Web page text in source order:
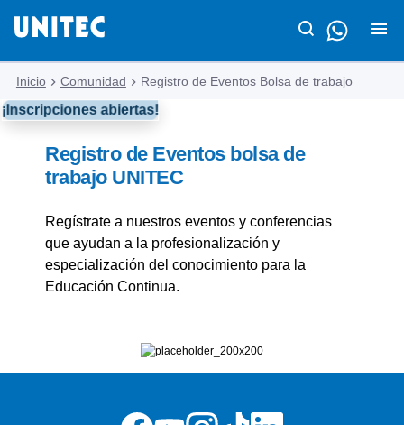
Inicio Comunidad Registro de Eventos Bolsa de trabajo
¡Inscripciones abiertas!
Registro de Eventos bolsa de
trabajo UNITEC
Regístrate a nuestros eventos y conferencias
que ayudan a la profesionalización y
especialización del conocimiento para la
Educación Continua.